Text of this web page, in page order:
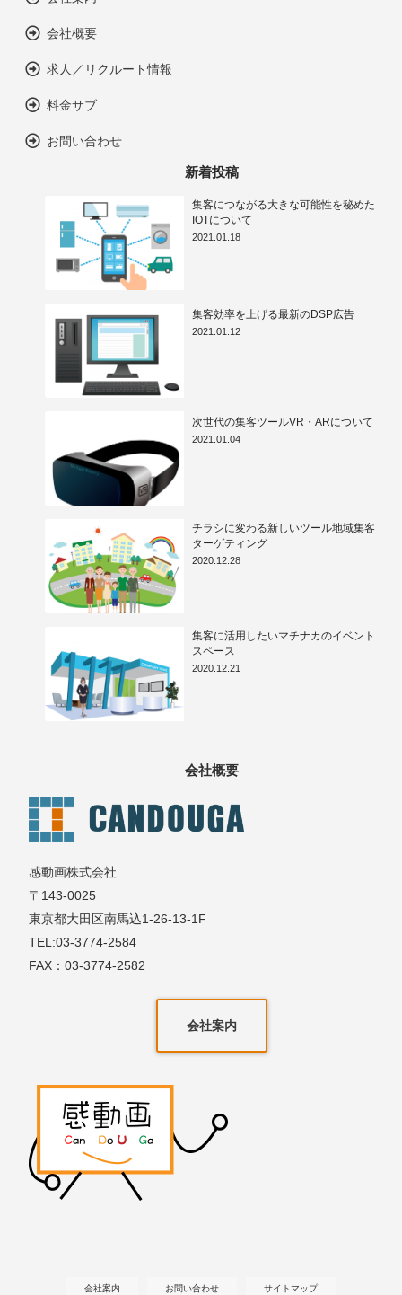
会社概要
求人／リクルート情報
料金サブ
お問い合わせ
新着投稿
集客につながる大きな可能性を秘めた
IOTについて
2021.01.18
集客効率を上げる最新のDSP広告
2021.01.12
次世代の集客ツールVR・ARについて
2021.01.04
チラシに変わる新しいツール地域集客
ターゲティング
2020.12.28
集客に活用したいマチナカのイベント
スペース
2020.12.21
会社概要
感動画株式会社
〒143-0025
東京都大田区南馬込1-26-13-1F
TEL:03-3774-2584
FAX：03-3774-2582
会社案内
会社案内 お問い合わせ サイトマップ